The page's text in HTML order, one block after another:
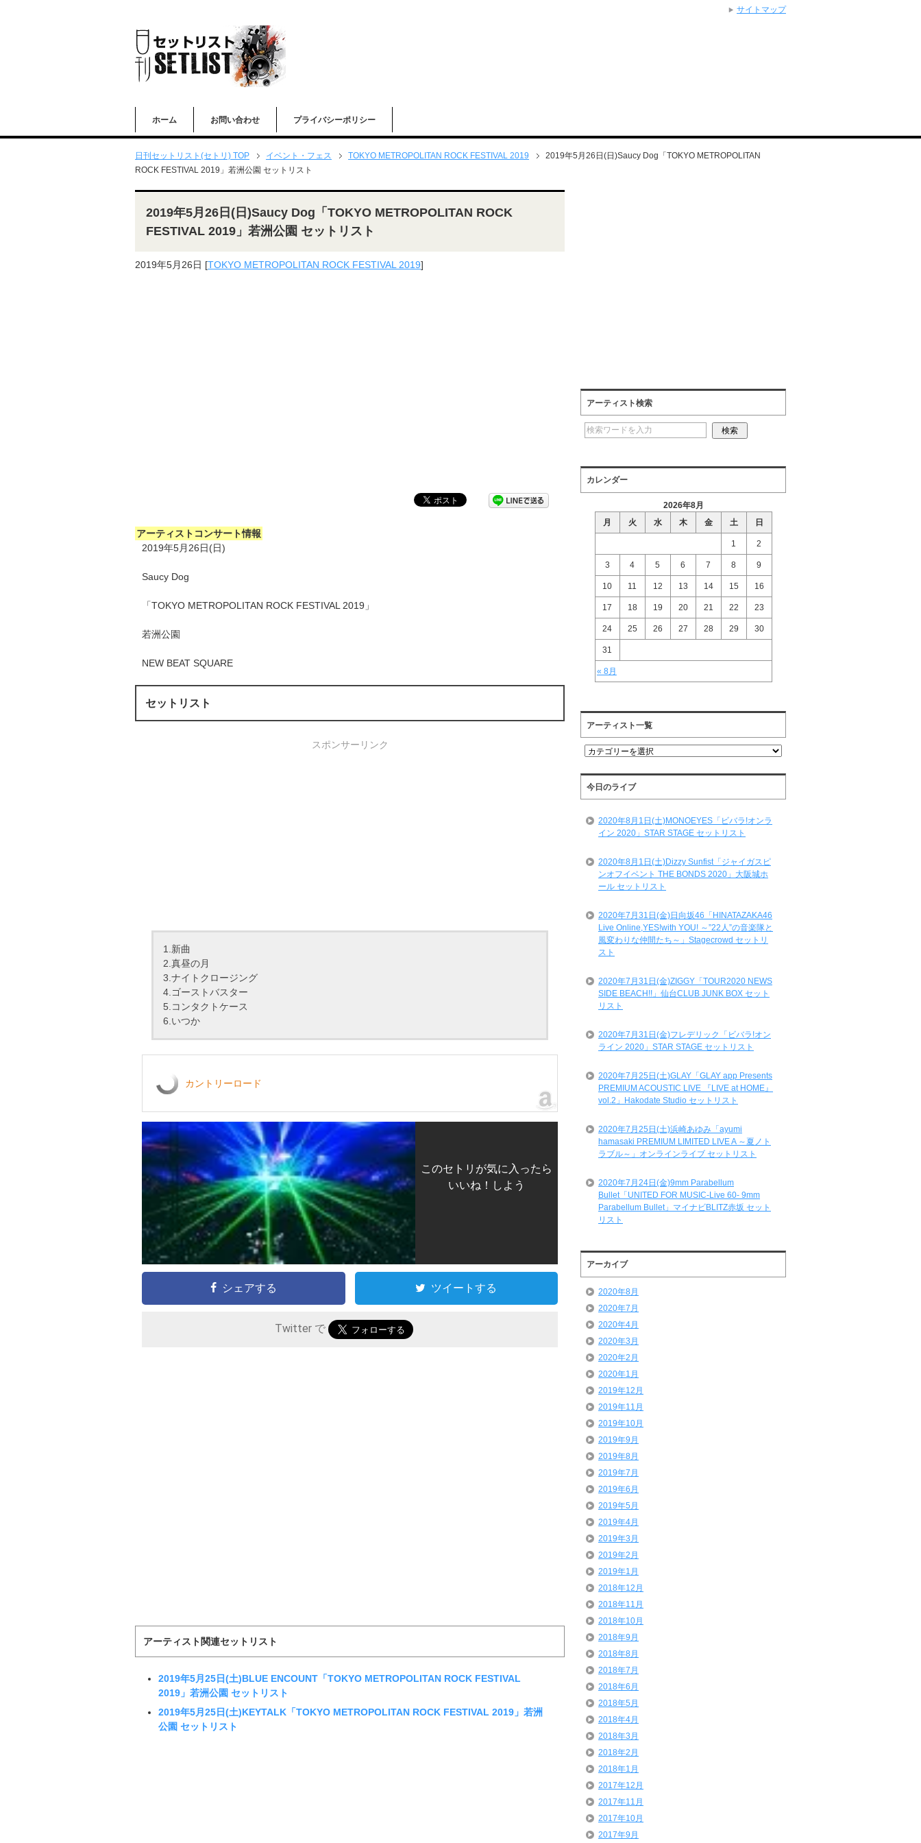
ホーム お問い合わせ プライバシーポリシー
日刊セットリスト(セトリ) TOP イベント・フェス TOKYO METROPOLITAN ROCK FESTIVAL 2019
2019年5月26日(日)Saucy Dog「TOKYO METROPOLITAN
ROCK FESTIVAL 2019」若洲公園 セットリスト
2019年5月26日(日)Saucy Dog「TOKYO METROPOLITAN ROCK
FESTIVAL 2019」若洲公園 セットリスト
2019年5月26日 [TOKYO METROPOLITAN ROCK FESTIVAL 2019]
アーティストコンサート情報
2019年5月26日(日)
Saucy Dog
「TOKYO METROPOLITAN ROCK FESTIVAL 2019」
若洲公園
NEW BEAT SQUARE
セットリスト
スポンサーリンク
1.新曲
2.真昼の月
3.ナイトクロージング
4.ゴーストバスター
5.コンタクトケース
6.いつか
カントリーロード
このセトリが気に入ったら
いいね！しよう
シェアする ツイートする
Twitter で
アーティスト関連セットリスト
2019年5月25日(土)BLUE ENCOUNT「TOKYO METROPOLITAN ROCK FESTIVAL
2019」若洲公園 セットリスト
2019年5月25日(土)KEYTALK「TOKYO METROPOLITAN ROCK FESTIVAL 2019」若洲
公園 セットリスト
アーティスト検索
カレンダー
2026年8月
月
火 水 木 金 土 日
« 8月
1 2
3 4 5 6 7 8 9
10 11 12 13 14 15 16
17 18 19 20 21 22 23
24 25 26 27 28 29 30
31
アーティスト一覧
ア
テ
ィ
ス
一
今日のライブ
2020年8月1日(土)MONOEYES「ビバラ!オンラ
イン 2020」STAR STAGE セットリスト
2020年8月1日(土)Dizzy Sunfist「ジャイガスピ
ンオフイベント THE BONDS 2020」大阪城ホ
ール セットリスト
2020年7月31日(金)日向坂46「HINATAZAKA46
Live Online,YES!with YOU! ～”22人”の音楽隊と
風変わりな仲間たち～」Stagecrowd セットリ
スト
2020年7月31日(金)ZIGGY「TOUR2020 NEWS
SIDE BEACH!!」仙台CLUB JUNK BOX セット
リスト
2020年7月31日(金)フレデリック「ビバラ!オン
ライン 2020」STAR STAGE セットリスト
2020年7月25日(土)GLAY「GLAY app Presents
PREMIUM ACOUSTIC LIVE 『LIVE at HOME』
vol.2」Hakodate Studio セットリスト
2020年7月25日(土)浜崎あゆみ「ayumi
hamasaki PREMIUM LIMITED LIVE A ～夏ノト
ラブル～」オンラインライブ セットリスト
2020年7月24日(金)9mm Parabellum
Bullet「UNITED FOR MUSIC-Live 60- 9mm
Parabellum Bullet」マイナビBLITZ赤坂 セット
リスト
アーカイブ
2020年8月
2020年7月
2020年4月
2020年3月
2020年2月
2020年1月
2019年12月
2019年11月
2019年10月
2019年9月
2019年8月
2019年7月
2019年6月
2019年5月
2019年4月
2019年3月
2019年2月
2019年1月
2018年12月
2018年11月
2018年10月
2018年9月
2018年8月
2018年7月
2018年6月
2018年5月
2018年4月
2018年3月
2018年2月
2018年1月
2017年12月
2017年11月
2017年10月
2017年9月
サイトマップ